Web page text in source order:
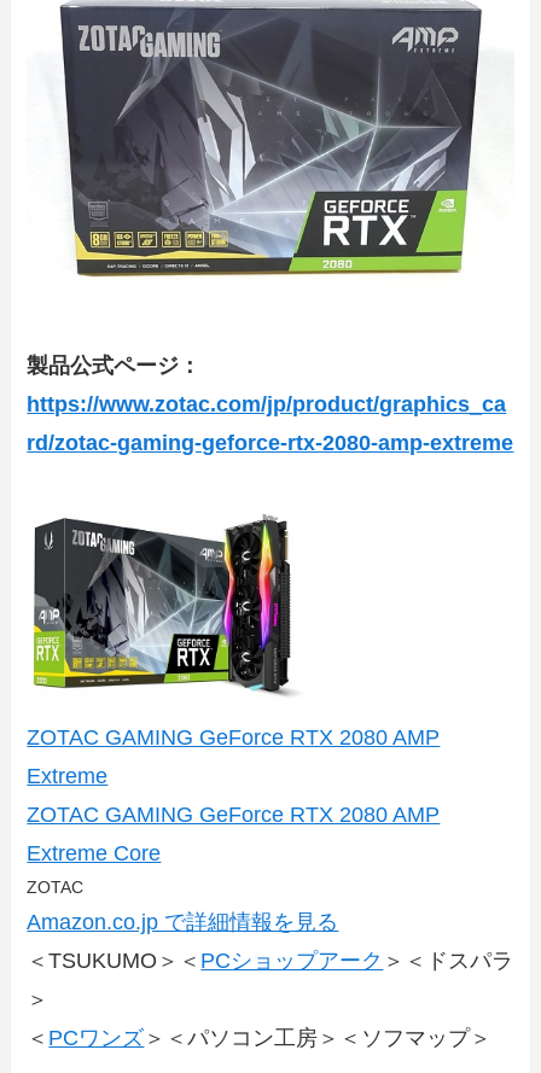
製品公式ページ：
https://www.zotac.com/jp/product/graphics_ca
rd/zotac-gaming-geforce-rtx-2080-amp-extreme
ZOTAC GAMING GeForce RTX 2080 AMP
Extreme
ZOTAC GAMING GeForce RTX 2080 AMP
Extreme Core
ZOTAC
Amazon.co.jp で詳細情報を見る
＜TSUKUMO＞＜ PCショップアーク ＞＜ドスパラ
＞
＜ PCワンズ ＞＜パソコン工房＞＜ソフマップ＞